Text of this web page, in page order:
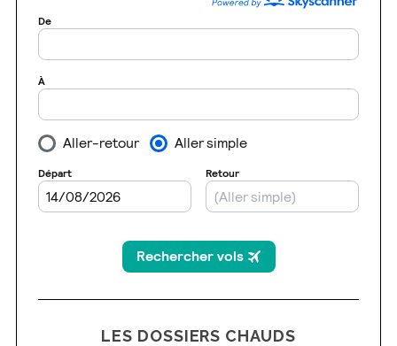
LES DOSSIERS CHAUDS